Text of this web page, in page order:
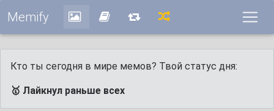
Memify
Кто ты сегодня в мире мемов? Твой статус дня:
🥇 Лайкнул раньше всех